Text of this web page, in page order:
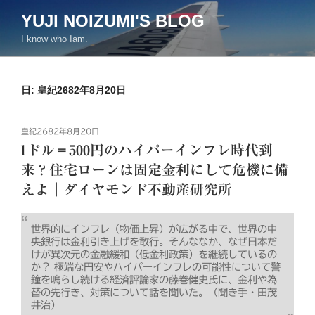
ン
YUJI NOIZUMI'S BLOG
I know who Iam.
日: 皇紀2682年8月20日
投
日:
皇紀2682年8月20日
1ドル＝500円のハイパーインフレ時代到
来？住宅ローンは固定金利にして危機に備
えよ｜ダイヤモンド不動産研究所
世界的にインフレ（物価上昇）が広がる中で、世界の中
央銀行は金利引き上げを敢行。そんななか、なぜ日本だ
けが異次元の金融緩和（低金利政策）を継続しているの
か？ 極端な円安やハイパーインフレの可能性について警
鐘を鳴らし続ける経済評論家の藤巻健史氏に、金利や為
替の先行き、対策について話を聞いた。（聞き手・田茂
井治）